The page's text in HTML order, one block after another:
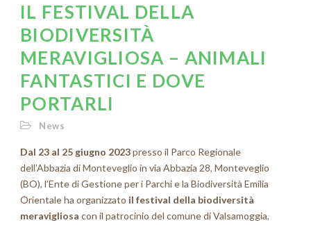
IL FESTIVAL DELLA
BIODIVERSITÀ
MERAVIGLIOSA – ANIMALI
FANTASTICI E DOVE
PORTARLI
News
Dal 23 al 25 giugno 2023presso il Parco Regionale
dell’Abbazia di Monteveglio in via Abbazia 28, Monteveglio
(BO), l’Ente di Gestione per i Parchi e la Biodiversità Emilia
Orientale ha organizzato il festival della biodiversità
meravigliosa con il patrocinio del comune di Valsamoggia,